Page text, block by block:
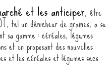
et les anticiper, être
tel un dénicheur de graines, a su
sa gamme : céréales, légumes
et en proposant des nouvelles
et les céréales et légumes secs